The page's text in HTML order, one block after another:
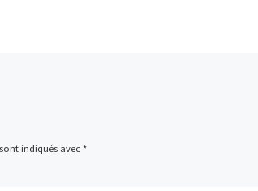
indiqués avec*